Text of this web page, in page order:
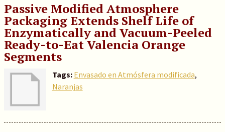
Passive Modified Atmosphere
Packaging Extends Shelf Life of
Enzymatically and Vacuum-Peeled
Ready-to-Eat Valencia Orange
Segments
Tags: Envasado en Atmósfera modificada,
Naranjas